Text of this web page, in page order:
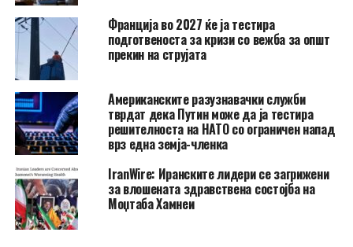
Франција во 2027 ќе ја тестира
подготвеноста за кризи со вежба за општ
прекин на струјата
Американските разузнавачки служби
тврдат дека Путин може да ја тестира
решителноста на НАТО со ограничен напад
врз една земја-членка
IranWire: Иранските лидери се загрижени
за влошената здравствена состојба на
Моџтаба Хамнеи